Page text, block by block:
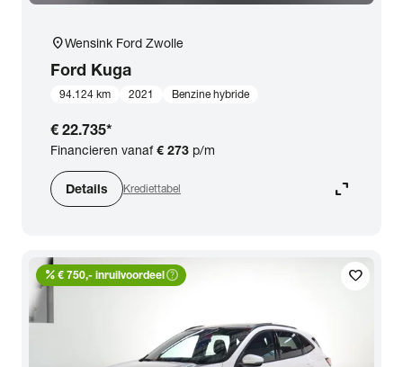
location_onWensink Ford Zwolle
Ford Kuga
94.124 km 2021 Benzine hybride
€ 22.735*
Financieren vanaf€ 273 p/m
Details Krediettabel expand_content
favorite
percent € 750,- inruilvoordeelhelp_outline